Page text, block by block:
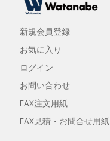
新規会員登録
お気に入り
ログイン
お問い合わせ
FAX注文用紙
FAX見積・お問合せ用紙